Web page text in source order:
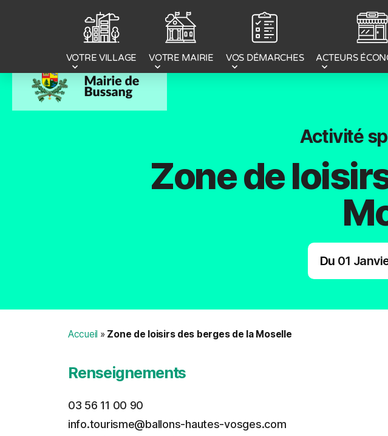
VOTRE VILLAGE VOTRE MAIRIE VOS DÉMARCHES ACTEURS
Activité
Zone de
Du 01
Accueil » Zone de loisirs des berges de la Moselle
Renseignements
03 56 11 00 90
info.tourisme@ballons-hautes-vosges.com